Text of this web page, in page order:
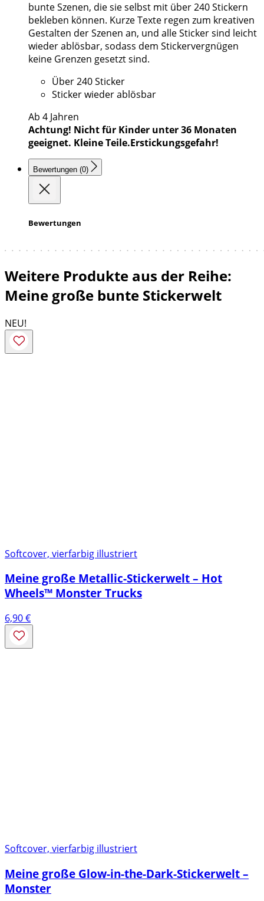
bunte Szenen, die sie selbst mit über 240 Stickern
bekleben können. Kurze Texte regen zum kreativen
Gestalten der Szenen an, und alle Sticker sind leicht
wieder ablösbar, sodass dem Stickervergnügen
keine Grenzen gesetzt sind.
Über 240 Sticker
Sticker wieder ablösbar
Ab 4 Jahren
Achtung! Nicht für Kinder unter 36 Monaten
geeignet. Kleine Teile.Erstickungsgefahr!
Bewertungen (0)
Bewertungen
Weitere Produkte aus der Reihe:
Meine große bunte Stickerwelt
NEU!
Softcover, vierfarbig illustriert
Meine große Metallic-Stickerwelt – Hot
Wheels™ Monster Trucks
6,90€
Softcover, vierfarbig illustriert
Meine große Glow-in-the-Dark-Stickerwelt –
Monster